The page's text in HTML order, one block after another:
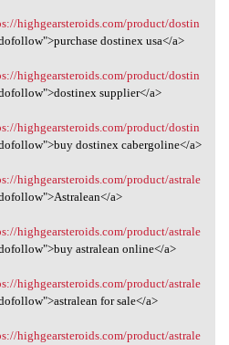
highgearsteroids.com/product/dostin
dostinex usa</a>
highgearsteroids.com/product/dostin
supplier</a>
highgearsteroids.com/product/dostin
dostinex cabergoline</a>
highgearsteroids.com/product/astrale
a>
highgearsteroids.com/product/astrale
astralean online</a>
highgearsteroids.com/product/astrale
for sale</a>
highgearsteroids.com/product/astrale